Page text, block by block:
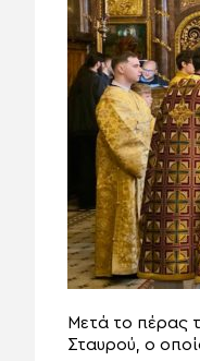
Μετά το πέρας
Σταυρού, ο